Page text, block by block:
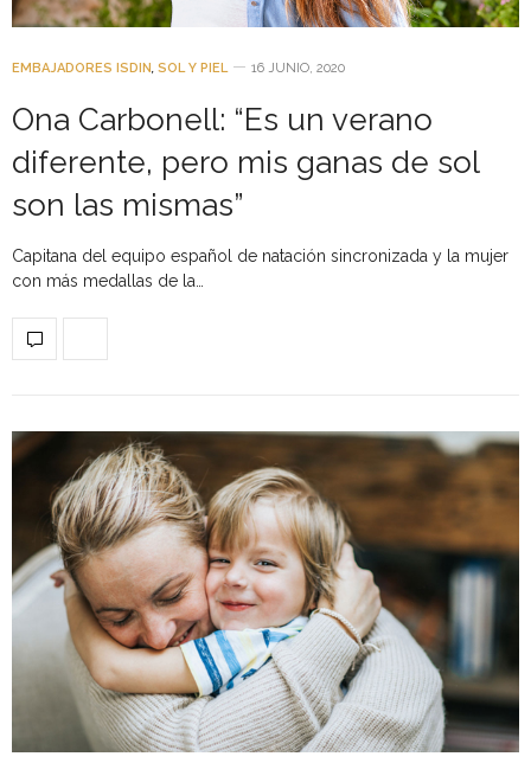
EMBAJADORES ISDIN, SOL Y PIEL 16 JUNIO, 2020
Ona Carbonell: “Es un verano
diferente, pero mis ganas de sol
son las mismas”
Capitana del equipo español de natación sincronizada y la mujer
con más medallas de la…